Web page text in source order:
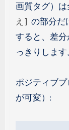
画質タグ）は
え] の部分だ
すると、差
っきりします
ポジティブプ
が可変）: